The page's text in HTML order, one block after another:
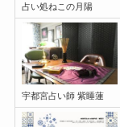
占い処ねこの月陽
宇都宮占い師 紫睡蓮